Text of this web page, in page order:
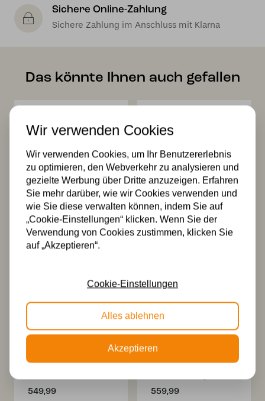
Sichere Online-Zahlung
Sichere Zahlung im Anschluss mit Klarna
Das könnte Ihnen auch gefallen
Tiffany
Deckenleuchte
Monaco – C2
489,00
Tiffany
Deckenlampe
Monaco 41 / Flow
469,99
Tischlampe
549,99
Tiffany
Tischlampe
559,99
Wir verwenden Cookies
Wir verwenden Cookies, um Ihr Benutzererlebnis
zu optimieren, den Webverkehr zu analysieren und
gezielte Werbung über Dritte anzuzeigen. Erfahren
Sie mehr darüber, wie wir Cookies verwenden und
wie Sie diese verwalten können, indem Sie auf
„Cookie-Einstellungen“ klicken. Wenn Sie der
Verwendung von Cookies zustimmen, klicken Sie
auf „Akzeptieren“.
Cookie-Einstellungen
Alles ablehnen
Akzeptieren